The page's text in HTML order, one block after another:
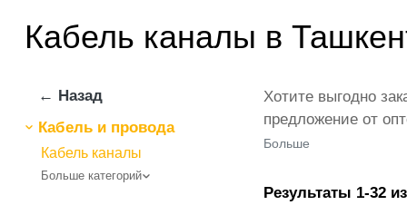
Кабель каналы в
← Назад
Кабель и провода
Кабель каналы
Больше категорий
Хотите выгодно
предложение от
Интернет-магазин
продажи.
экспертов. Все
Больше
Результаты 1-32